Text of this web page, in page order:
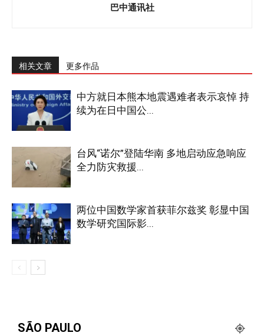
巴中通讯社
相关文章 更多作品
中方就日本熊本地震遇难者表示哀悼 持
续为在日中国公...
台风“诺尔”登陆华南 多地启动应急响应
全力防灾救援...
两位中国数学家首获菲尔兹奖 彰显中国
数学研究国际影...
SÃO PAULO